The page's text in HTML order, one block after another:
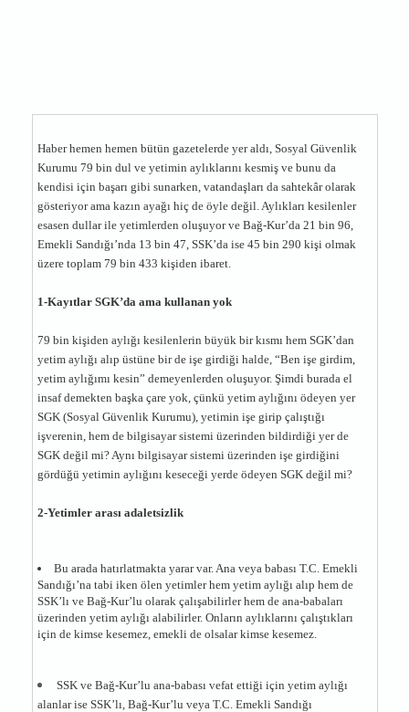
Haber hemen hemen bütün gazetelerde yer aldı, Sosyal Güvenlik
Kurumu 79 bin dul ve yetimin aylıklarını kesmiş ve bunu da
kendisi için başarı gibi sunarken, vatandaşları da sahtekâr olarak
gösteriyor ama kazın ayağı hiç de öyle değil. Aylıkları kesilenler
esasen dullar ile yetimlerden oluşuyor ve Bağ-Kur’da 21 bin 96,
Emekli Sandığı’nda 13 bin 47, SSK’da ise 45 bin 290 kişi olmak
üzere toplam 79 bin 433 kişiden ibaret.
1-Kayıtlar SGK’da ama kullanan yok
79 bin kişiden aylığı kesilenlerin büyük bir kısmı hem SGK’dan
yetim aylığı alıp üstüne bir de işe girdiği halde, “Ben işe girdim,
yetim aylığımı kesin” demeyenlerden oluşuyor. Şimdi burada el
insaf demekten başka çare yok, çünkü yetim aylığını ödeyen yer
SGK (Sosyal Güvenlik Kurumu), yetimin işe girip çalıştığı
işverenin, hem de bilgisayar sistemi üzerinden bildirdiği yer de
SGK değil mi? Aynı bilgisayar sistemi üzerinden işe girdiğini
gördüğü yetimin aylığını keseceği yerde ödeyen SGK değil mi?
2-Yetimler arası adaletsizlik
Bu arada hatırlatmakta yarar var. Ana veya babası T.C. Emekli
Sandığı’na tabi iken ölen yetimler hem yetim aylığı alıp hem de
SSK’lı ve Bağ-Kur’lu olarak çalışabilirler hem de ana-babaları
üzerinden yetim aylığı alabilirler. Onların aylıklarını çalıştıkları
için de kimse kesemez, emekli de olsalar kimse kesemez.
SSK ve Bağ-Kur’lu ana-babası vefat ettiği için yetim aylığı
alanlar ise SSK’lı, Bağ-Kur’lu veya T.C. Emekli Sandığı